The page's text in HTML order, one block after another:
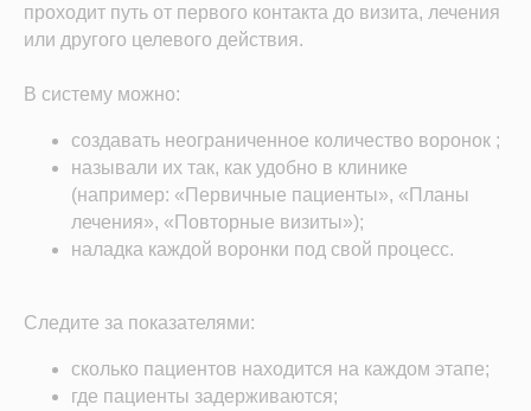
проходит путь от первого контакта до визита, лечения
или другого целевого действия.
В систему можно:
создавать неограниченное количество воронок ;
называли их так, как удобно в клинике
(например: «Первичные пациенты», «Планы
лечения», «Повторные визиты»);
наладка каждой воронки под свой процесс.
Следите за показателями:
сколько пациентов находится на каждом этапе;
где пациенты задерживаются;